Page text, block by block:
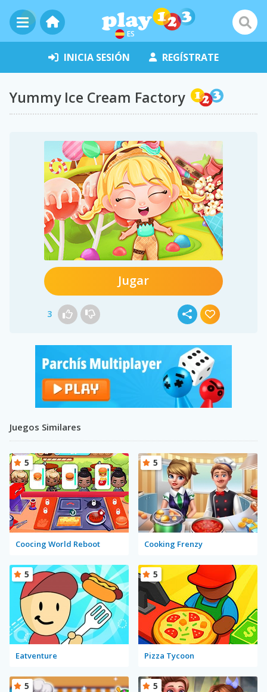
ES
INICIA SESIÓN REGÍSTRATE
Yummy Ice Cream Factory
Jugar
3
Juegos Similares
Coocing World Reboot
5
Cooking Frenzy
5
Eatventure
5
Pizza Tycoon
5
5 5